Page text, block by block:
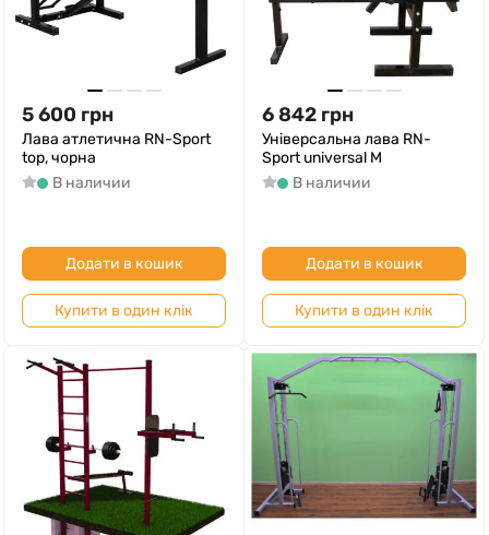
5 600 грн
Лава атлетична RN-Sport
top, чорна
В наличии
Додати в кошик
Купити в один клік
6 842 грн
Універсальна лава RN-
Sport universal М
В наличии
Додати в кошик
Купити в один клік